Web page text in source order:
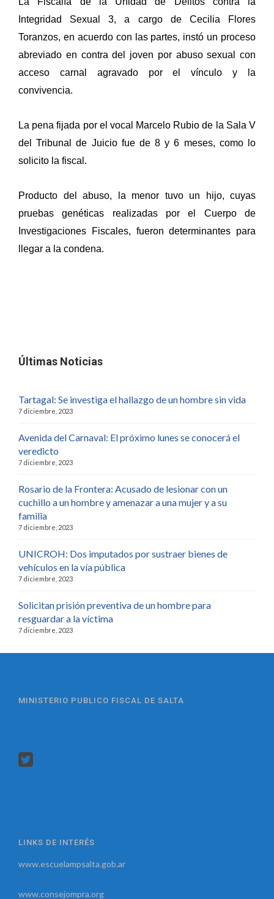
Integridad Sexual 3, a cargo de Cecilia Flores
Toranzos, en acuerdo con las partes, instó un proceso
abreviado en contra del joven por abuso sexual con
acceso carnal agravado por el vínculo y la
convivencia.
La pena fijada por el vocal Marcelo Rubio de la Sala V
del Tribunal de Juicio fue de 8 y 6 meses, como lo
solicito la fiscal.
Producto del abuso, la menor tuvo un hijo, cuyas
pruebas genéticas realizadas por el Cuerpo de
Investigaciones Fiscales, fueron determinantes para
llegar a la condena.
Últimas Noticias
Tartagal: Se investiga el hallazgo de un hombre sin vida
7 diciembre, 2023
Avenida del Carnaval: El próximo lunes se conocerá el
veredicto
7 diciembre, 2023
Rosario de la Frontera: Acusado de lesionar con un
cuchillo a un hombre y amenazar a una mujer y a su
familia
7 diciembre, 2023
UNICROH: Dos imputados por sustraer bienes de
vehículos en la vía pública
7 diciembre, 2023
Solicitan prisión preventiva de un hombre para
resguardar a la víctima
7 diciembre, 2023
MINISTERIO PUBLICO FISCAL DE SALTA
LINKS DE INTERÉS
www.escuelampsalta.gob.ar
www.consejompra.org